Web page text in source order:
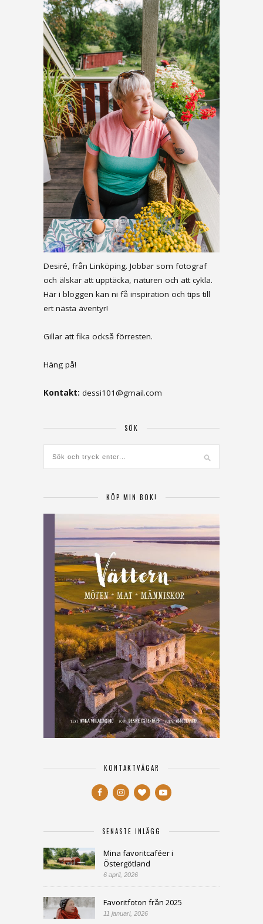
Desiré, från Linköping. Jobbar som fotograf
och älskar att upptäcka, naturen och att cykla.
Här i bloggen kan ni få inspiration och tips till
ert nästa äventyr!
Gillar att fika också förresten.
Häng på!
Kontakt: dessi101@gmail.com
SÖK
KÖP MIN BOK!
KONTAKTVÄGAR
SENASTE INLÄGG
Mina favoritcaféer i
Östergötland
6 april, 2026
Favoritfoton från 2025
11 januari, 2026